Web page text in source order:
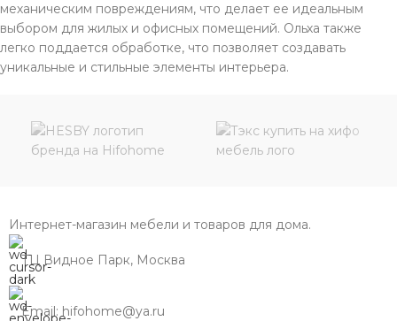
механическим повреждениям, что делает ее идеальным
выбором для жилых и офисных помещений. Ольха также
легко поддается обработке, что позволяет создавать
уникальные и стильные элементы интерьера.
Интернет-магазин мебели и товаров для дома.
ТЦ Видное Парк, Москва
Email: hifohome@ya.ru